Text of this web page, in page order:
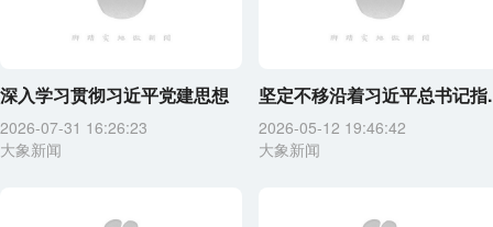
深入学习贯彻习近平党建思想
2026-07-31 16:26:23
大象新闻
坚定不移沿着习近平总书记指
2026-05-12 19:46:42
大象新闻